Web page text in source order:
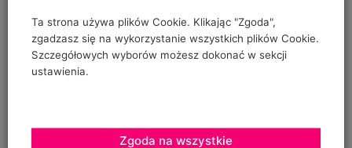
Ta strona używa plików Cookie. Klikając "Zgoda",
zgadzasz się na wykorzystanie wszystkich plików Cookie.
Szczegółowych wyborów możesz dokonać w sekcji
ustawienia.
Zgoda na wszystkie